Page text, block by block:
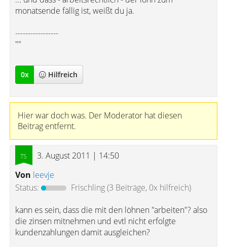
monatsende fällig ist, weißt du ja.
-----------------
""
0x Hilfreich
Hier war doch was. Der Moderator hat diesen
Beitrag entfernt.
3. August 2011 | 14:50
Von leevje
Status:
Frischling(3 Beiträge, 0x hilfreich)
kann es sein, dass die mit den löhnen "arbeiten"? also
die zinsen mitnehmen und evtl nicht erfolgte
kundenzahlungen damit ausgleichen?